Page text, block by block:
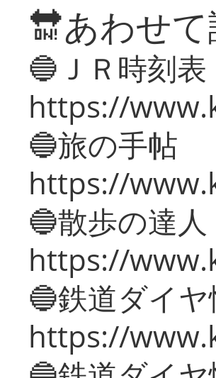
🔛あわせ
🔵ＪＲ時刻表
https://
🔵旅の手帖
https://
🔵散歩の達人
https://
🔵鉄道ダイヤ
https://